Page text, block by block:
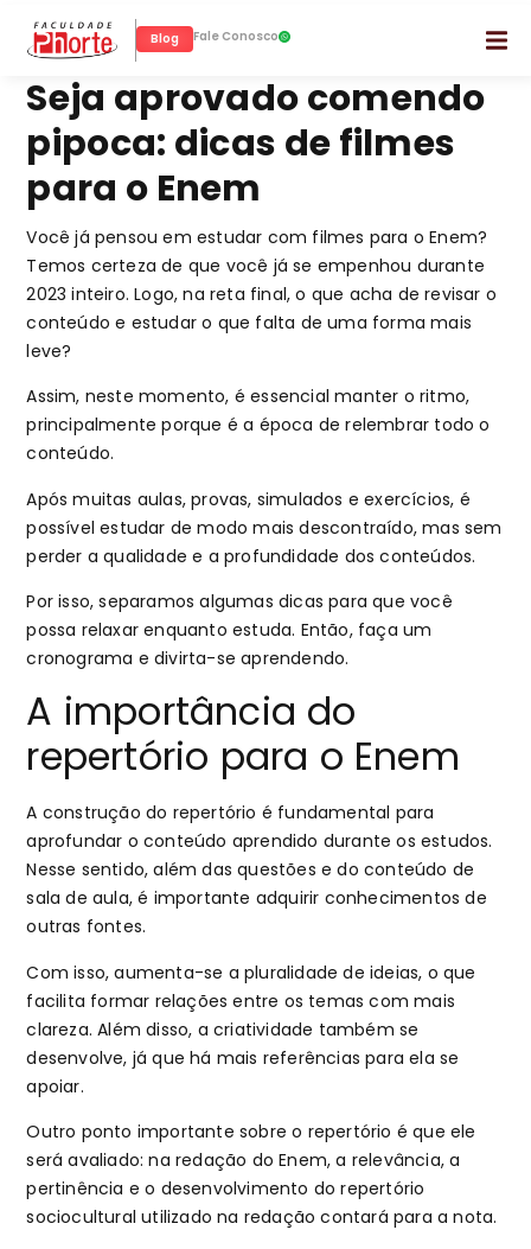
Blog Fale Conosco
Seja aprovado comendo
pipoca: dicas de filmes
para o Enem
Você já pensou em estudar com filmes para o Enem?
Temos certeza de que você já se empenhou durante
2023 inteiro. Logo, na reta final, o que acha de revisar o
conteúdo e estudar o que falta de uma forma mais
leve?
Assim, neste momento, é essencial manter o ritmo,
principalmente porque é a época de relembrar todo o
conteúdo.
Após muitas aulas, provas, simulados e exercícios, é
possível estudar de modo mais descontraído, mas sem
perder a qualidade e a profundidade dos conteúdos.
Por isso, separamos algumas dicas para que você
possa relaxar enquanto estuda. Então, faça um
cronograma e divirta-se aprendendo.
A importância do
repertório para o Enem
A construção do repertório é fundamental para
aprofundar o conteúdo aprendido durante os estudos.
Nesse sentido, além das questões e do conteúdo de
sala de aula, é importante adquirir conhecimentos de
outras fontes.
Com isso, aumenta-se a pluralidade de ideias, o que
facilita formar relações entre os temas com mais
clareza. Além disso, a criatividade também se
desenvolve, já que há mais referências para ela se
apoiar.
Outro ponto importante sobre o repertório é que ele
será avaliado: na redação do Enem, a relevância, a
pertinência e o desenvolvimento do repertório
sociocultural utilizado na redação contará para a nota.